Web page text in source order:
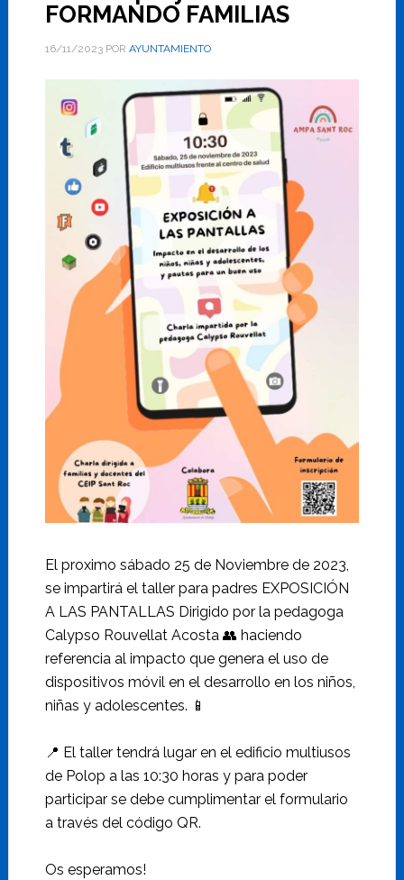
FORMANDO FAMILIAS
16/11/2023POR AYUNTAMIENTO
El proximo sábado 25 de Noviembre de 2023,
se impartirá el taller para padres EXPOSICIÓN
A LAS PANTALLAS Dirigido por la pedagoga
Calypso Rouvellat Acosta 👥 haciendo
referencia al impacto que genera el uso de
dispositivos móvil en el desarrollo en los niños,
niñas y adolescentes. 📱
📍 El taller tendrá lugar en el edificio multiusos
de Polop a las 10:30 horas y para poder
participar se debe cumplimentar el formulario
a través del código QR.
Os esperamos!